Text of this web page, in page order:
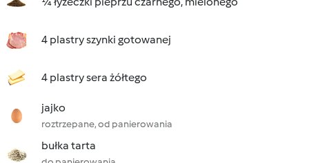
4 plastry szynki gotowanej
4 plastry sera żółtego
jajko
roztrzepane, od panierowania
bułka tarta